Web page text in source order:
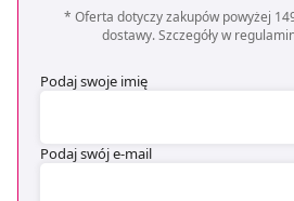
* Oferta dotyczy zakupów powyżej
dostawy. Szczegóły w
Podaj swoje imię
Podaj swój e-mail